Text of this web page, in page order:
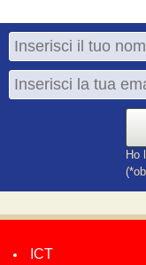
Ho
ICT